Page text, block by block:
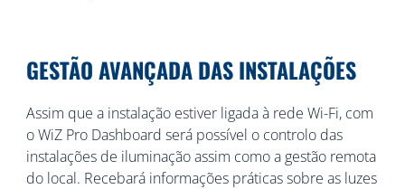
GESTÃO AVANÇADA DAS INSTALAÇÕES
Assim que a instalação estiver ligada à rede Wi-Fi, com
o WiZ Pro Dashboard será possível o controlo das
instalações de iluminação assim como a gestão remota
do local. Recebará informações práticas sobre as luzes